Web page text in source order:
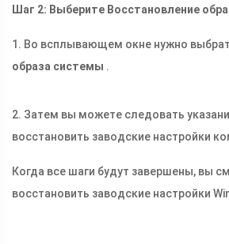
Шаг 2: Выберите Восстановление
1. Во всплывающем окне нужно
образа системы .
2. Затем вы можете следовать
восстановить заводские настройки
Когда все шаги будут завершены, вы
восстановить заводские настройки